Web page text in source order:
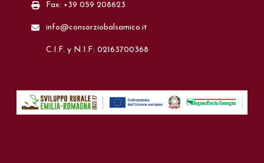
Fax: +39 059 208623
info@consorziobalsamico.it
C.I.F. y N.I.F: 02163700368